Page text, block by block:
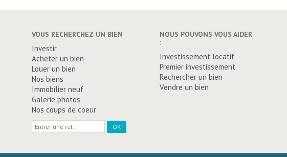
VOUS RECHERCHEZ UN BIEN
Investir
Acheter un bien
Louer un bien
Nos biens
Immobilier neuf
Galerie photos
Nos coups de coeur
NOUS POUVONS VOUS AIDER
:
Investissement locatif
Premier investissement
Rechercher un bien
Vendre un bien